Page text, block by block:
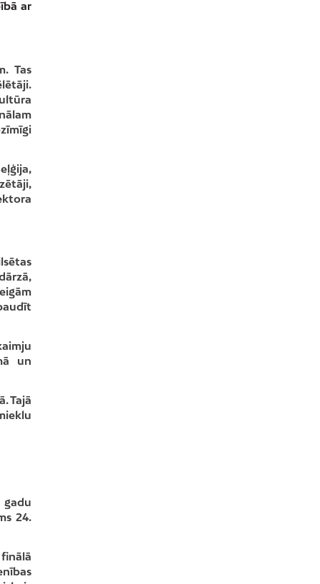
ar
Tas
un
Tajā
24.